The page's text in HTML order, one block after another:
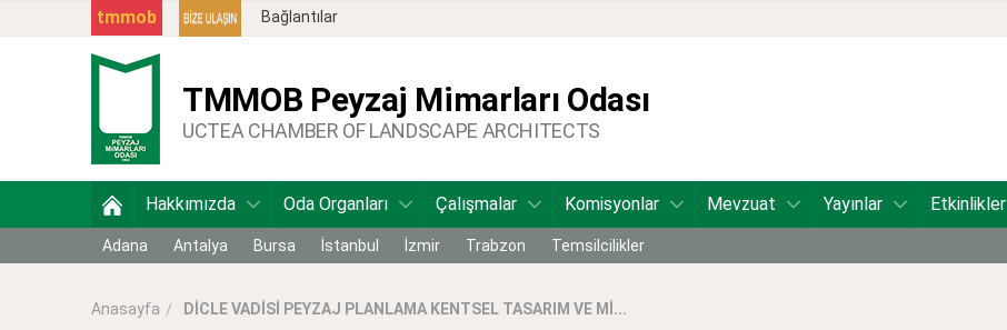
Bağlantılar
tmmob
TMMOB Peyzaj Mimarları Odası
UCTEA CHAMBER OF LANDSCAPE ARCHITECTS
Hakkımızda Oda Organları Çalışmalar Komisyonlar Mevzuat Yayınlar Etkinlikler
Adana Antalya Bursa İstanbul İzmir Trabzon Temsilcilikler
Anasayfa DİCLE VADİSİ PEYZAJ PLANLAMA KENTSEL TASARIM VE Mİ...